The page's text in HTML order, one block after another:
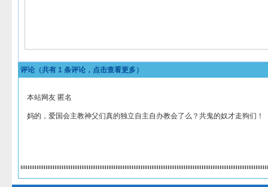
评论（共有 1 条评论，点击查看更多）
本站网友 匿名
妈的，爱国会主教神父们真的独立自主自办教会了么？共鬼的奴才走狗们！